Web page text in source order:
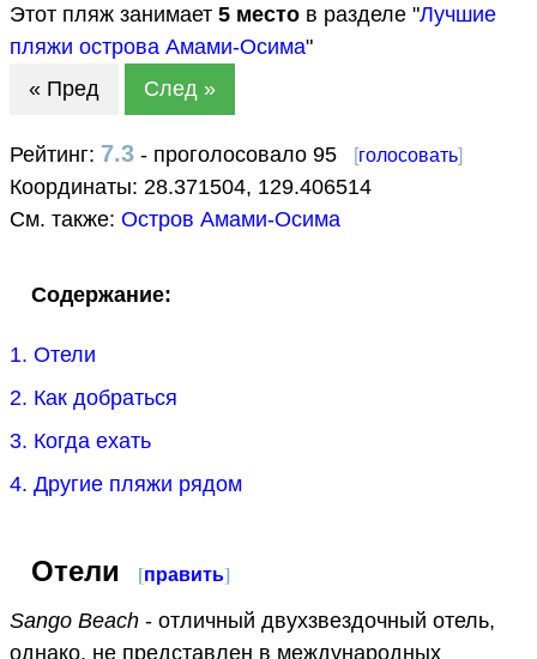
Этот пляж занимает 5 место в разделе "Лучшие
пляжи острова Амами-Осима"
« Пред
След »
Рейтинг: 7.3 - проголосовало 95 [голосовать]
Координаты: 28.371504, 129.406514
См. также: Остров Амами-Осима
Содержание:
1. Отели
2. Как добраться
3. Когда ехать
4. Другие пляжи рядом
Отели [править]
Sango Beach - отличный двухзвездочный отель,
однако, не представлен в международных